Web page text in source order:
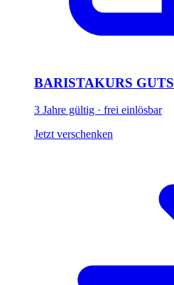
BARISTAKURS
3 Jahre gültig · frei einlösbar
Jetzt verschenken